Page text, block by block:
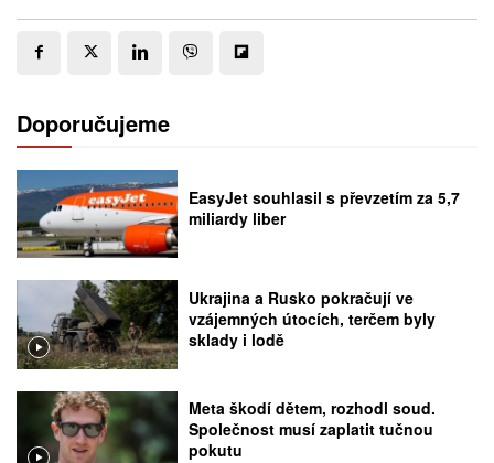
Doporučujeme
EasyJet souhlasil s převzetím za 5,7
miliardy liber
Ukrajina a Rusko pokračují ve
vzájemných útocích, terčem byly
sklady i lodě
Meta škodí dětem, rozhodl soud.
Společnost musí zaplatit tučnou
pokutu